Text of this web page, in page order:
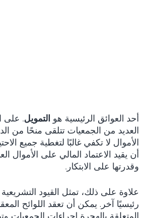
أحد العوائق الرئيسية هو التمويل. على
العديد من الجمعيات تتلقى منحًا من
الأموال لا تكفي غالبًا لتغطية جميع
أن يقيد الاعتماد المالي على الأموال
وقدرتها على الابتكار.
علاوة على ذلك، تمثل القيود التشريعية
رئيسيًا آخر. يمكن أن تعقد اللوائح
المتعلقة بالهجرة إجراءات الجمعيات